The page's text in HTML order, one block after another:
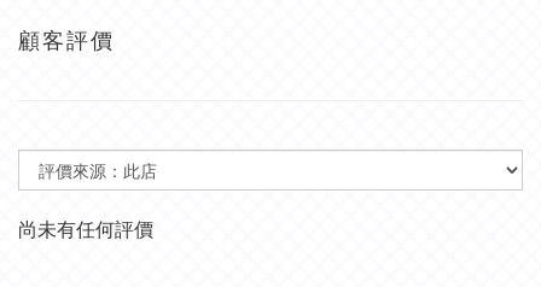
顧客評價
尚未有任何評價